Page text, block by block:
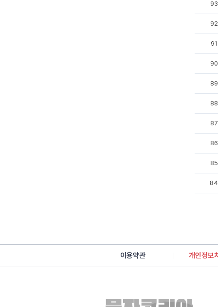
93
92
91
90
89
88
87
86
85
84
이용약관 개인정보